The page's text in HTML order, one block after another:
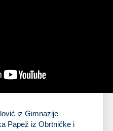
iz Gimnazije
Papež iz Obrtničke i